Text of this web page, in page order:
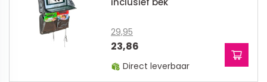
29,95
23,86
Direct leverbaar